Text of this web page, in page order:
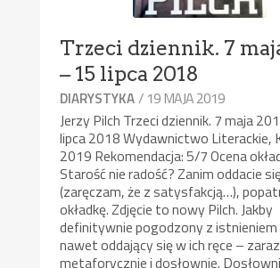
Trzeci dziennik. 7
– 15 lipca 2018
DIARYSTYKA/ 19 MAJA 2019
Jerzy Pilch Trzeci dziennik. 7 maja
lipca 2018 Wydawnictwo Literackie,
2019 Rekomendacja: 5/7 Ocena
Starość nie radość? Zanim oddacie
(zaręczam, że z satysfakcją…),
okładkę. Zdjęcie to nowy Pilch. Jakby
definitywnie pogodzony z
nawet oddający się w ich ręce –
metaforycznie i dosłownie.